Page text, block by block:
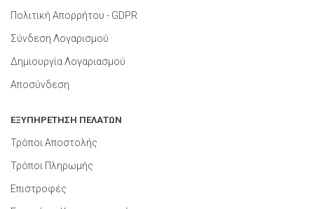
Πολιτική Απορρήτου - GDPR
Σύνδεση Λογαρισμού
Δημιουργία Λογαριασμού
Αποσύνδεση
ΕΞΥΠΗΡΕΤΗΣΗ ΠΕΛΑΤΩΝ
Τρόποι Αποστολής
Τρόποι Πληρωμής
Επιστροφές